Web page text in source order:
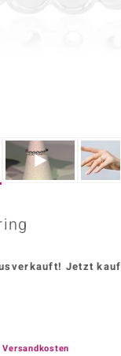
Jetzt
Versandkosten